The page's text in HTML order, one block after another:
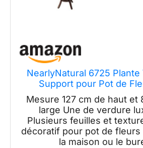
NearlyNatural 6725 Plante
Support pour Pot de
Mesure 127 cm de haut et
large Une de verdure
Plusieurs feuilles et
décoratif pour pot de fleurs
la maison ou le